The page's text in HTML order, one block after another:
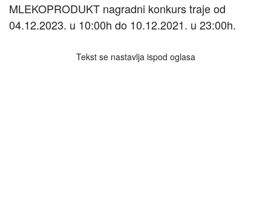
MLEKOPRODUKT nagradni konkurs traje od
04.12.2023. u 10:00h do 10.12.2021. u 23:00h.
Tekst se nastavlja ispod oglasa